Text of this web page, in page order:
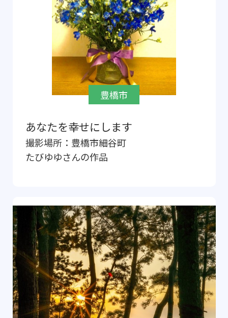
豊橋市
あなたを幸せにします
撮影場所： 豊橋市細谷町
たびゆゆさんの作品